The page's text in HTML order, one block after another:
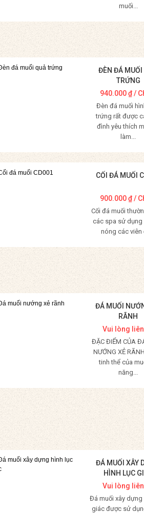
muối...
Mua
ĐÈN ĐÁ MUỐI
TRỨNG
940.000₫/
Đèn đá muối
trứng rất được
đình yêu thích
làm...
Mua
CỐI ĐÁ MUỐI
900.000₫/
Cối đá muối
các spa sử dụng
nóng các viên
ĐÁ MUỐI
RÃNH
Vui lòng
ĐẶC ĐIỂM CỦA
NƯỚNG XẺ
tinh thể của
năng...
Mua
ĐÁ MUỐI XÂY
HÌNH LỤC
Vui lòng
Đá muối xây dựng
giác được sử